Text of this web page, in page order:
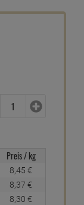
Preis / kg
8,45 €
8,37 €
8,30 €